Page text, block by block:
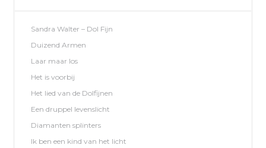
Sandra Walter – Dol Fijn
Duizend Armen
Laar maar los
Het is voorbij
Het lied van de Dolfijnen
Een druppel levenslicht
Diamanten splinters
Ik ben een kind van het licht